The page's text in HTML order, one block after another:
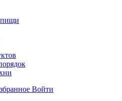
пищи
Войти